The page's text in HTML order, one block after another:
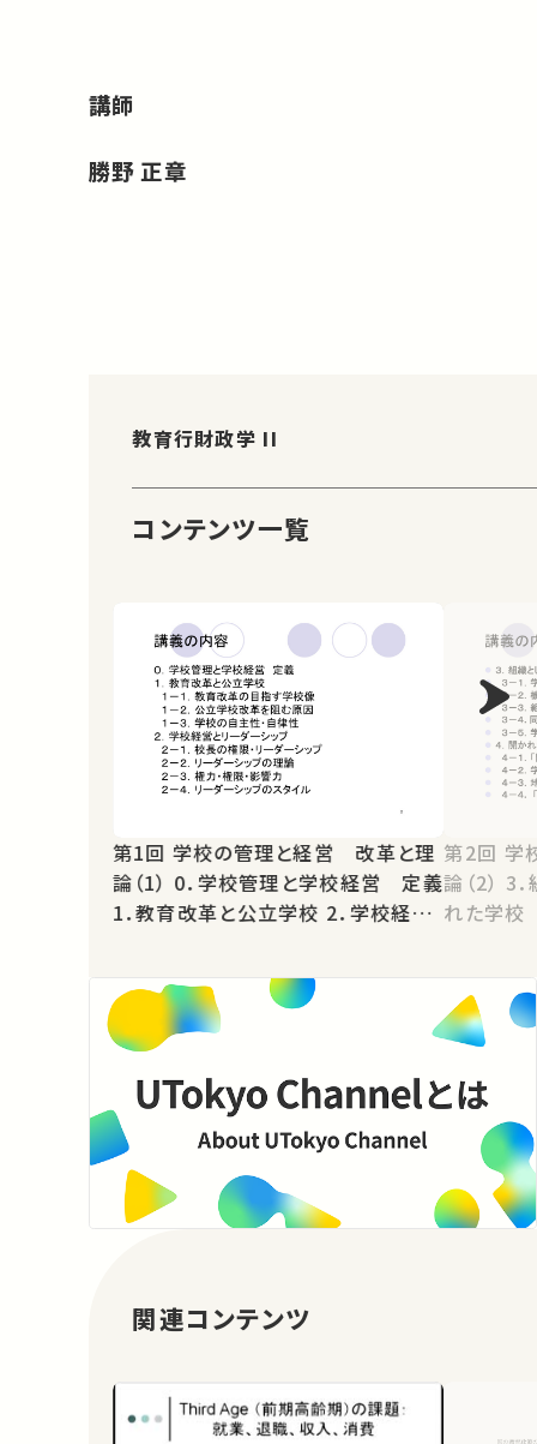
講師
勝野 正章
教育行財政学 II
コンテンツ一覧
第1回 学校の管理と経営 改革と理
論（1） 0．学校管理と学校経営 定義
1．教育改革と公立学校 2．学校経営
第2回 学校の管理と経営 改革と理
論（2） 3．組織としての学校 4．開か
れた学校
関連コンテンツ